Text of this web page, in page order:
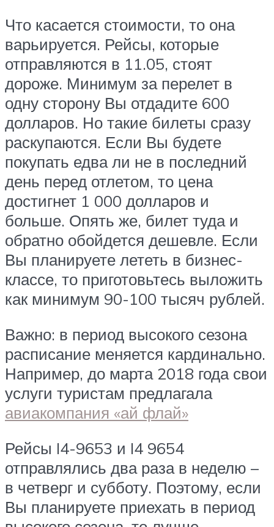
Что касается стоимости, то она
варьируется. Рейсы, которые
отправляются в 11.05, стоят
дороже. Минимум за перелет в
одну сторону Вы отдадите 600
долларов. Но такие билеты сразу
раскупаются. Если Вы будете
покупать едва ли не в последний
день перед отлетом, то цена
достигнет 1 000 долларов и
больше. Опять же, билет туда и
обратно обойдется дешевле. Если
Вы планируете лететь в бизнес-
классе, то приготовьтесь выложить
как минимум 90-100 тысяч рублей.
Важно: в период высокого сезона
расписание меняется кардинально.
Например, до марта 2018 года свои
услуги туристам предлагала
авиакомпания «ай флай»
Рейсы I4-9653 и I4 9654
отправлялись два раза в неделю –
в четверг и субботу. Поэтому, если
Вы планируете приехать в период